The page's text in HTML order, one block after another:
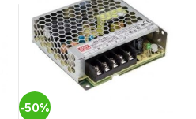
-50%